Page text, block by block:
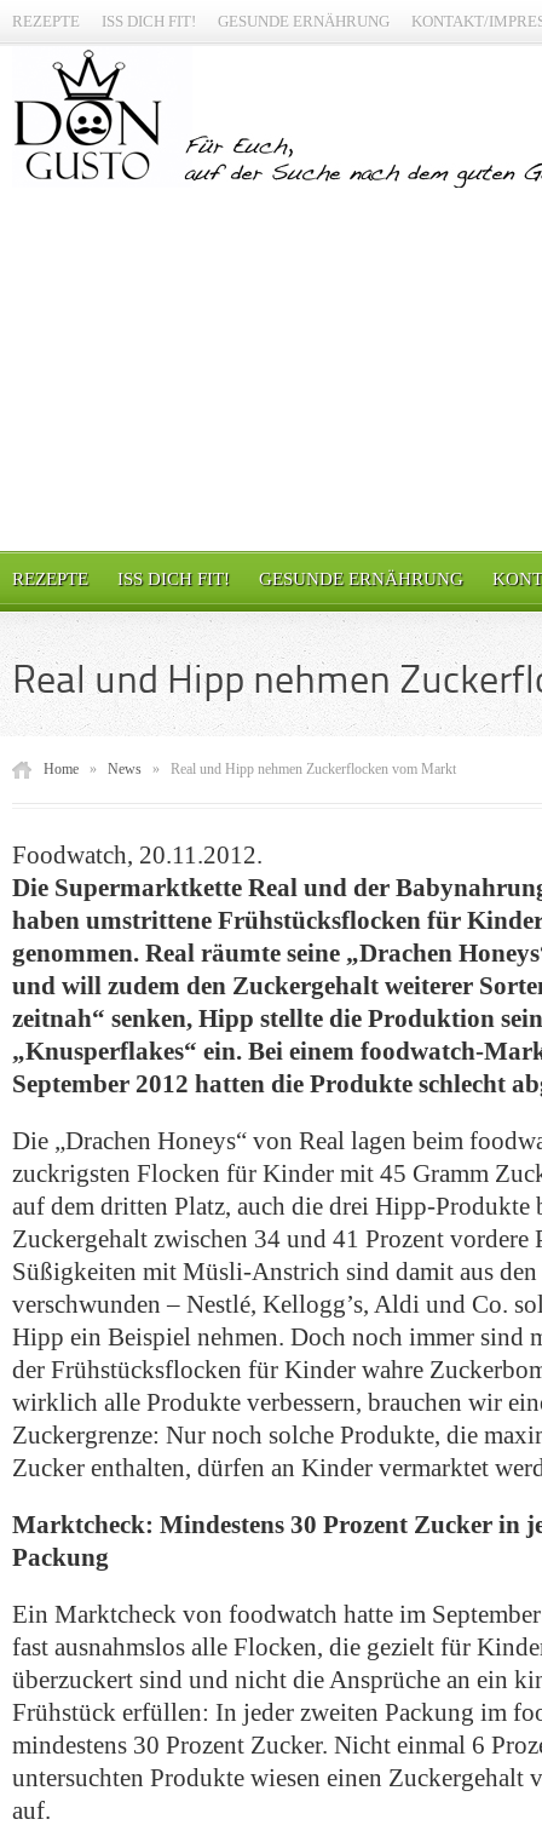
REZEPTE ISS DICH FIT! GESUNDE ERNÄHRUNG KONTAKT/
REZEPTE ISS DICH FIT! GESUNDE ERNÄHRUNG
Real und Hipp nehmen
Home » News » Real und Hipp nehmen Zuckerflocken vom Markt
Foodwatch, 20.11.2012.
Die Supermarktkette Real und der
haben umstrittene Frühstücksflocken für
genommen. Real räumte seine „Drachen
und will zudem den Zuckergehalt weiterer
zeitnah“ senken, Hipp stellte die Produktion
„Knusperflakes“ ein. Bei einem foodwatch-
September 2012 hatten die Produkte schlecht
Die „Drachen Honeys“ von Real lagen beim
zuckrigsten Flocken für Kinder mit 45 Gramm
auf dem dritten Platz, auch die drei Hipp-Produkte
Zuckergehalt zwischen 34 und 41 Prozent vordere
Süßigkeiten mit Müsli-Anstrich sind damit aus den
verschwunden – Nestlé, Kellogg’s, Aldi und Co.
Hipp ein Beispiel nehmen. Doch noch immer sind
der Frühstücksflocken für Kinder wahre
wirklich alle Produkte verbessern, brauchen wir
Zuckergrenze: Nur noch solche Produkte, die
Zucker enthalten, dürfen an Kinder vermarktet
Marktcheck: Mindestens 30 Prozent Zucker in
Packung
Ein Marktcheck von foodwatch hatte im
fast ausnahmslos alle Flocken, die gezielt für
überzuckert sind und nicht die Ansprüche an ein
Frühstück erfüllen: In jeder zweiten Packung im
mindestens 30 Prozent Zucker. Nicht einmal 6
untersuchten Produkte wiesen einen Zuckergehalt
auf.